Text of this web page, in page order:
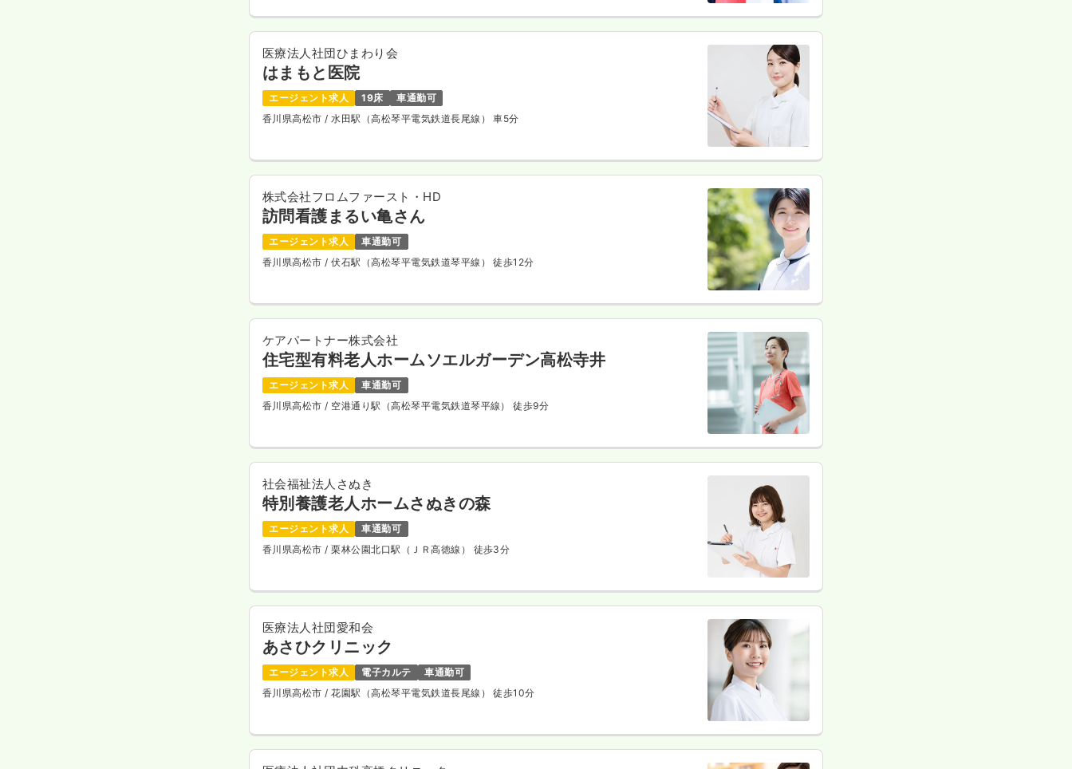
医療法人社団ひまわり会
はまもと医院
エージェント求人 19床
車通勤可
香川県高松市/ 水田駅（高松琴平電気鉄道長尾線） 車5分
株式会社フロムファースト・HD
訪問看護まるい亀さん
エージェント求人
車通勤可
香川県高松市/ 伏石駅（高松琴平電気鉄道琴平線） 徒歩12分
ケアパートナー株式会社
住宅型有料老人ホームソエルガーデン高松寺井
エージェント求人
車通勤可
香川県高松市/ 空港通り駅（高松琴平電気鉄道琴平線） 徒歩9分
社会福祉法人さぬき
特別養護老人ホームさぬきの森
エージェント求人
車通勤可
香川県高松市/ 栗林公園北口駅（ＪＲ高徳線） 徒歩3分
医療法人社団愛和会
あさひクリニック
エージェント求人 電子カルテ
車通勤可
香川県高松市/ 花園駅（高松琴平電気鉄道長尾線） 徒歩10分